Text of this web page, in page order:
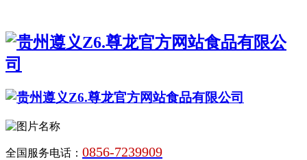
全国服务电话： 0856-7239909